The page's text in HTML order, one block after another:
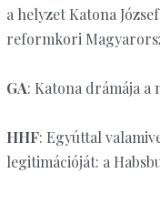
a helyzet Katona József
reformkori
GA: Katona drámája a
HHF: Egyúttal
legitimációját: a